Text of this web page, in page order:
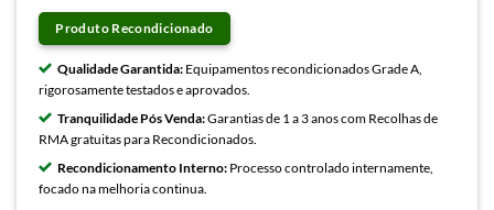
Produto Recondicionado
Qualidade Garantida: Equipamentos recondicionados Grade A,
rigorosamente testados e aprovados.
Tranquilidade Pós Venda:Garantias de 1 a 3 anos com Recolhas de
RMA gratuitas para Recondicionados.
Recondicionamento Interno: Processo controlado internamente,
focado na melhoria continua.